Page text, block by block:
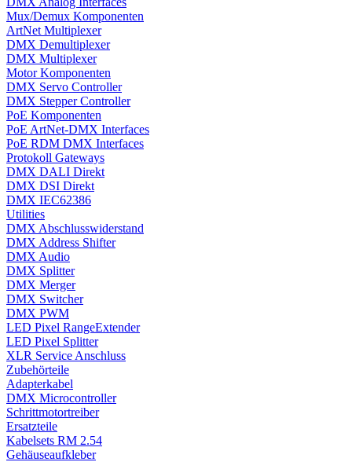
Mux/Demux Komponenten
ArtNet Multiplexer
DMX Demultiplexer
DMX Multiplexer
Motor Komponenten
DMX Servo Controller
DMX Stepper Controller
PoE Komponenten
PoE ArtNet-DMX Interfaces
PoE RDM DMX Interfaces
Protokoll Gateways
DMX DALI Direkt
DMX DSI Direkt
DMX IEC62386
Utilities
DMX Abschlusswiderstand
DMX Address Shifter
DMX Audio
DMX Splitter
DMX Merger
DMX Switcher
DMX PWM
LED Pixel RangeExtender
LED Pixel Splitter
XLR Service Anschluss
Zubehörteile
Adapterkabel
DMX Microcontroller
Schrittmotortreiber
Ersatzteile
Kabelsets RM 2.54
Gehäuseaufkleber